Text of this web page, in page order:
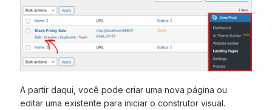
A partir daqui, você pode criar uma nova página ou
editar uma existente para iniciar o construtor visual.